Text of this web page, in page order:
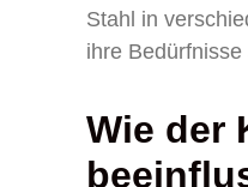
Stahl in
ihre
Wie der